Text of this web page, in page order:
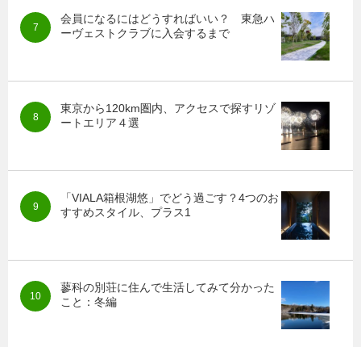
会員になるにはどうすればいい？ 東急ハ
ーヴェストクラブに入会するまで
東京から120km圏内、アクセスで探すリゾ
ートエリア４選
「VIALA箱根湖悠」でどう過ごす？4つのお
すすめスタイル、プラス1
蓼科の別荘に住んで生活してみて分かった
こと：冬編